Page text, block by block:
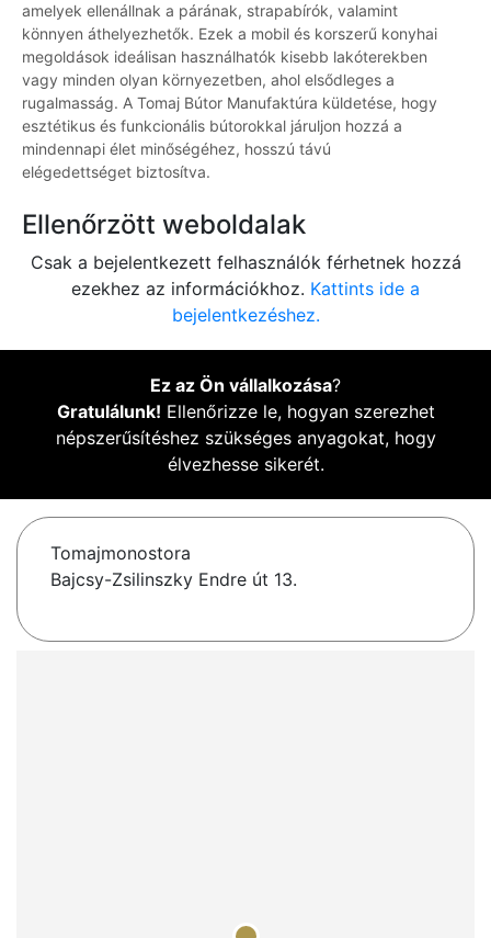
amelyek ellenállnak a párának, strapabírók, valamint
könnyen áthelyezhetők. Ezek a mobil és korszerű konyhai
megoldások ideálisan használhatók kisebb lakóterekben
vagy minden olyan környezetben, ahol elsődleges a
rugalmasság. A Tomaj Bútor Manufaktúra küldetése, hogy
esztétikus és funkcionális bútorokkal járuljon hozzá a
mindennapi élet minőségéhez, hosszú távú
elégedettséget biztosítva.
Ellenőrzött weboldalak
Csak a bejelentkezett felhasználók férhetnek hozzá
ezekhez az információkhoz. Kattints ide a
bejelentkezéshez.
Ez az Ön vállalkozása?
Gratulálunk! Ellenőrizze le, hogyan szerezhet
népszerűsítéshez szükséges anyagokat, hogy
élvezhesse sikerét.
Tomajmonostora
Bajcsy-Zsilinszky Endre út 13.